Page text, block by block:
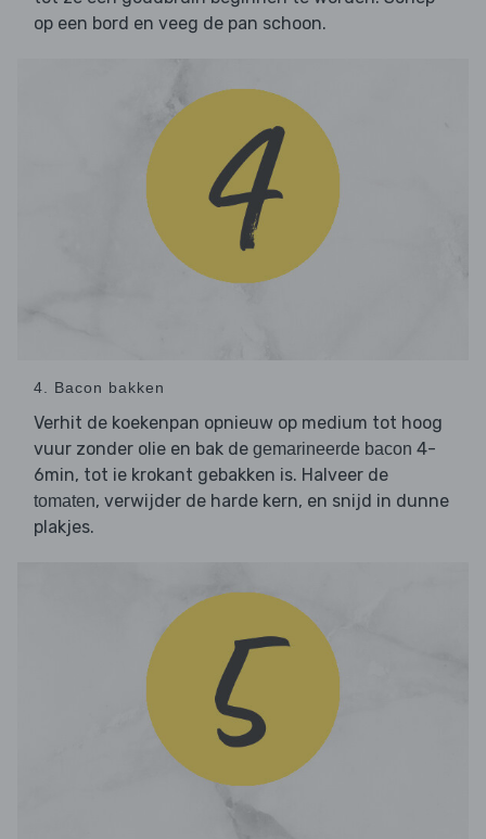
op een bord en veeg de pan schoon.
4. Bacon bakken
Verhit de koekenpan opnieuw op medium tot hoog
vuur zonder olie en bak de gemarineerde bacon 4-
6min, tot ie krokant gebakken is. Halveer de
tomaten, verwijder de harde kern, en snijd in dunne
plakjes.